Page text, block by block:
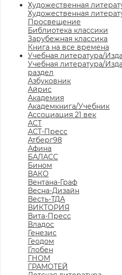
Художественная
Художественная
Просвещение
Библиотека классики
Зарубежная классика
Книга на все времена
Учебная литература/
Учебная литература/
раздел
Азбуковник
Айрис
Академия
Академкнига/Учебник
Ассоциация 21 век
АСТ
АСТ-Пресс
Атберг98
Афина
БАЛАСС
Бином
ВАКО
Вентана-Граф
Весна-Дизайн
Весть-ТДА
ВИКТОРИЯ
Вита-Пресс
Владос
Генезис
Геодом
Глобен
ГНОМ
ГРАМОТЕЙ